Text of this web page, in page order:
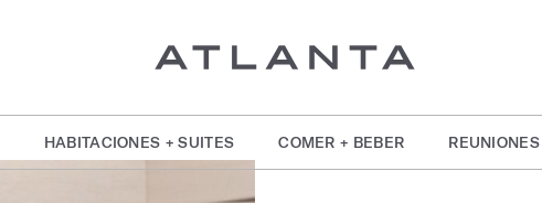
HABITACIONES + SUITES COMER + BEBER